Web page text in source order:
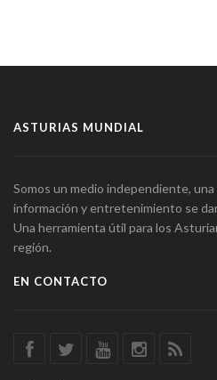
ASTURIAS MUNDIAL
Somos un medio independiente,
información y entretenimiento se
Una herramienta útil para los
región.
EN CONTACTO